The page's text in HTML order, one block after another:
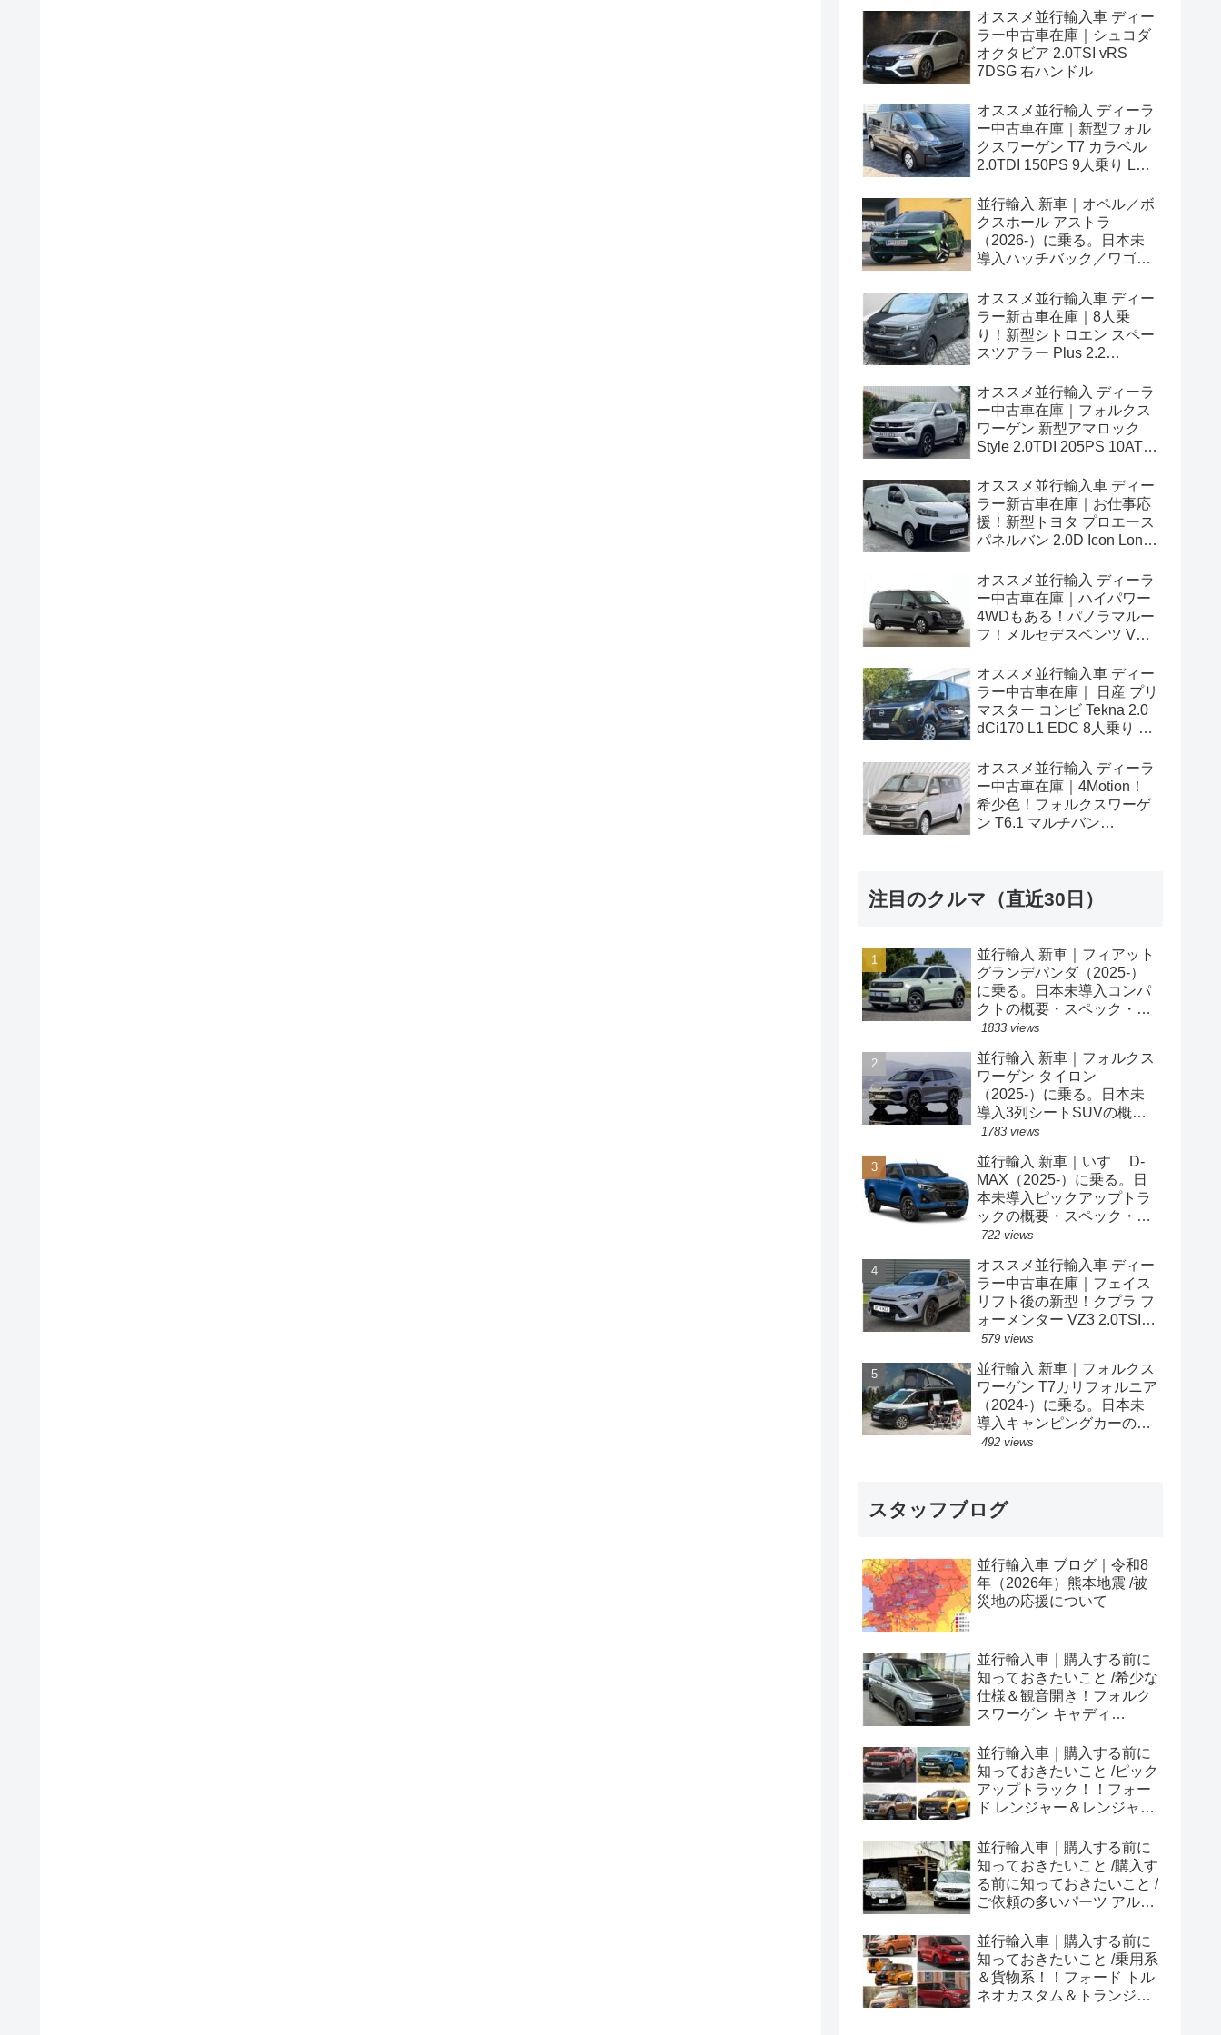
オススメ並行輸入車 ディー
ラー中古車在庫｜シュコダ
オクタビア 2.0TSI vRS
7DSG 右ハンドル
オススメ並行輸入 ディーラ
ー中古車在庫｜新型フォル
クスワーゲン T7 カラベル
2.0TDI 150PS 9人乗り LWB
並行輸入 新車｜オペル／ボ
クスホール アストラ
（2026-）に乗る。日本未
導入ハッチバック／ワゴン
情報。
オススメ並行輸入車 ディー
ラー新古車在庫｜8人乗
り！新型シトロエン スペー
スツアラー Plus 2.2
ドル
オススメ並行輸入 ディーラ
ー中古車在庫｜フォルクス
ワーゲン 新型アマロック
Style 2.0TDI 205PS 10AT
オススメ並行輸入車 ディー
ラー新古車在庫｜お仕事応
援！新型トヨタ プロエース
パネルバン 2.0D Icon Long
オススメ並行輸入 ディーラ
ー中古車在庫｜ハイパワー
4WDもある！パノラマルー
フ！メルセデスベンツ Vク
ロング 4Matic 9G-Tronic 左
ハンドル
オススメ並行輸入車 ディー
ラー中古車在庫｜ 日産 プリ
マスター コンビ Tekna 2.0
dCi170 L1 EDC 8人乗り 左
オススメ並行輸入 ディーラ
ー中古車在庫｜4Motion！
希少色！フォルクスワーゲ
ン T6.1 マルチバン
注目のクルマ（直近30日）
並行輸入 新車｜フィアット
グランデパンダ（2025-）
に乗る。日本未導入コンパ
クトの概要・スペック・価
格の情報。
1833 views
並行輸入 新車｜フォルクス
ワーゲン タイロン
（2025-）に乗る。日本未
導入3列シートSUVの概
要・スペック・価格の情
1783 views
並行輸入 新車｜いすゞ D-
MAX（2025-）に乗る。日
本未導入ピックアップトラ
ックの概要・スペック・価
格の情報。
722 views
オススメ並行輸入車 ディー
ラー中古車在庫｜フェイス
リフト後の新型！クプラ フ
ォーメンター VZ3 2.0TSI
333PS 4Drive 7DSG 右ハン
579 views
並行輸入 新車｜フォルクス
ワーゲン T7カリフォルニア
（2024-）に乗る。日本未
導入キャンピングカーの概
要・スペック・価格の情
492 views
スタッフブログ
並行輸入車 ブログ｜令和8
年（2026年）熊本地震 /被
災地の応援について
並行輸入車｜購入する前に
知っておきたいこと /希少な
仕様＆観音開き！フォルク
スワーゲン キャディ
並行輸入車｜購入する前に
知っておきたいこと /ピック
アップトラック！！フォー
ド レンジャー＆レンジャー
め！
並行輸入車｜購入する前に
知っておきたいこと /購入す
る前に知っておきたいこと /
ご依頼の多いパーツ アルピ
やカスタム・チューニング
パーツも何とかなる！②
並行輸入車｜購入する前に
知っておきたいこと /乗用系
＆貨物系！！フォード トル
ネオカスタム＆トランジッ